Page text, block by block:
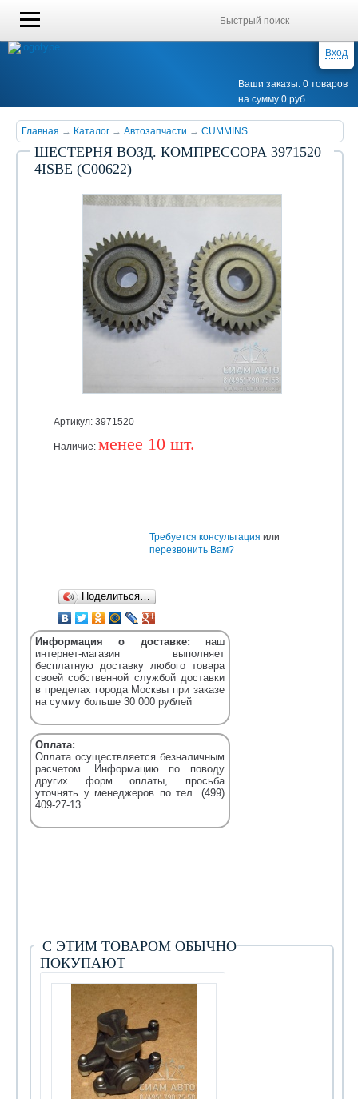
Вход
Ваши заказы: 0 товаров
на сумму 0 руб
Главная → Каталог → Автозапчасти → CUMMINS
ШЕСТЕРНЯ ВОЗД. КОМПРЕССОРА 3971520
4ISBE (С00622)
Артикул: 3971520
Наличие: менее 10 шт.
Поделиться…
Требуется консультация или
перезвонить Вам?
Информация о доставке: наш
интернет-магазин выполняет
бесплатную доставку любого товара
своей собственной службой доставки
в пределах города Москвы при заказе
на сумму больше 30 000 рублей
Оплата:
Оплата осуществляется безналичным
расчетом. Информацию по поводу
других форм оплаты, просьба
уточнять у менеджеров по тел. (499)
409-27-13
С ЭТИМ ТОВАРОМ ОБЫЧНО
ПОКУПАЮТ